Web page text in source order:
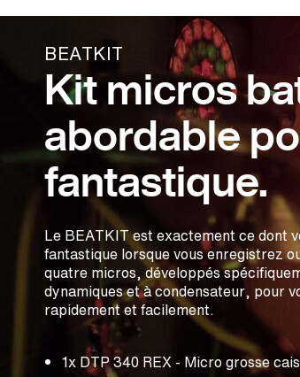
BEATKIT
Kit micros
abordable
fantastique.
Le BEATKIT est exactement ce dont
fantastique lorsque vous enregistrez
quatre micros, développés
dynamiques et à condensateur, pour
rapidement et facilement.
1x DTP 340 REX - Micro grosse